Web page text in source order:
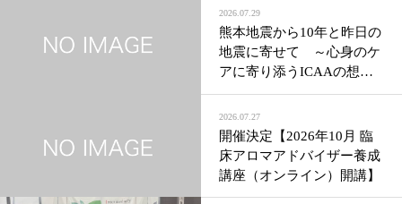
2026.07.29
熊本地震から10年と昨日の
地震に寄せて ～心身のケ
アに寄り添うICAAの想い
～
2026.07.27
開催決定【2026年10月 臨
床アロマアドバイザー養成
講座（オンライン）開講】